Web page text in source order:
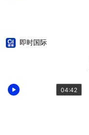
04:42
即时国际